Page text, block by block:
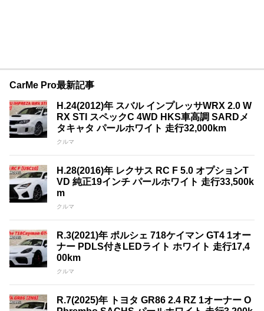
CarMe Pro最新記事
H.24(2012)年 スバル インプレッサWRX 2.0 W
RX STI スペックC 4WD HKS車高調 SARDメ
タキャタ パールホワイト 走行32,000km
クルマ
H.28(2016)年 レクサス RC F 5.0 オプションT
VD 純正19インチ パールホワイト 走行33,500k
m
クルマ
R.3(2021)年 ポルシェ 718ケイマン GT4 1オー
ナー PDLS付きLEDライト ホワイト 走行17,4
00km
クルマ
R.7(2025)年 トヨタ GR86 2.4 RZ 1オーナー O